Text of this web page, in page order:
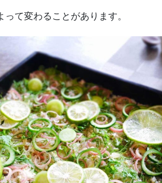
て変わることがあります。